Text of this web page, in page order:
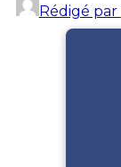
Rédigé par